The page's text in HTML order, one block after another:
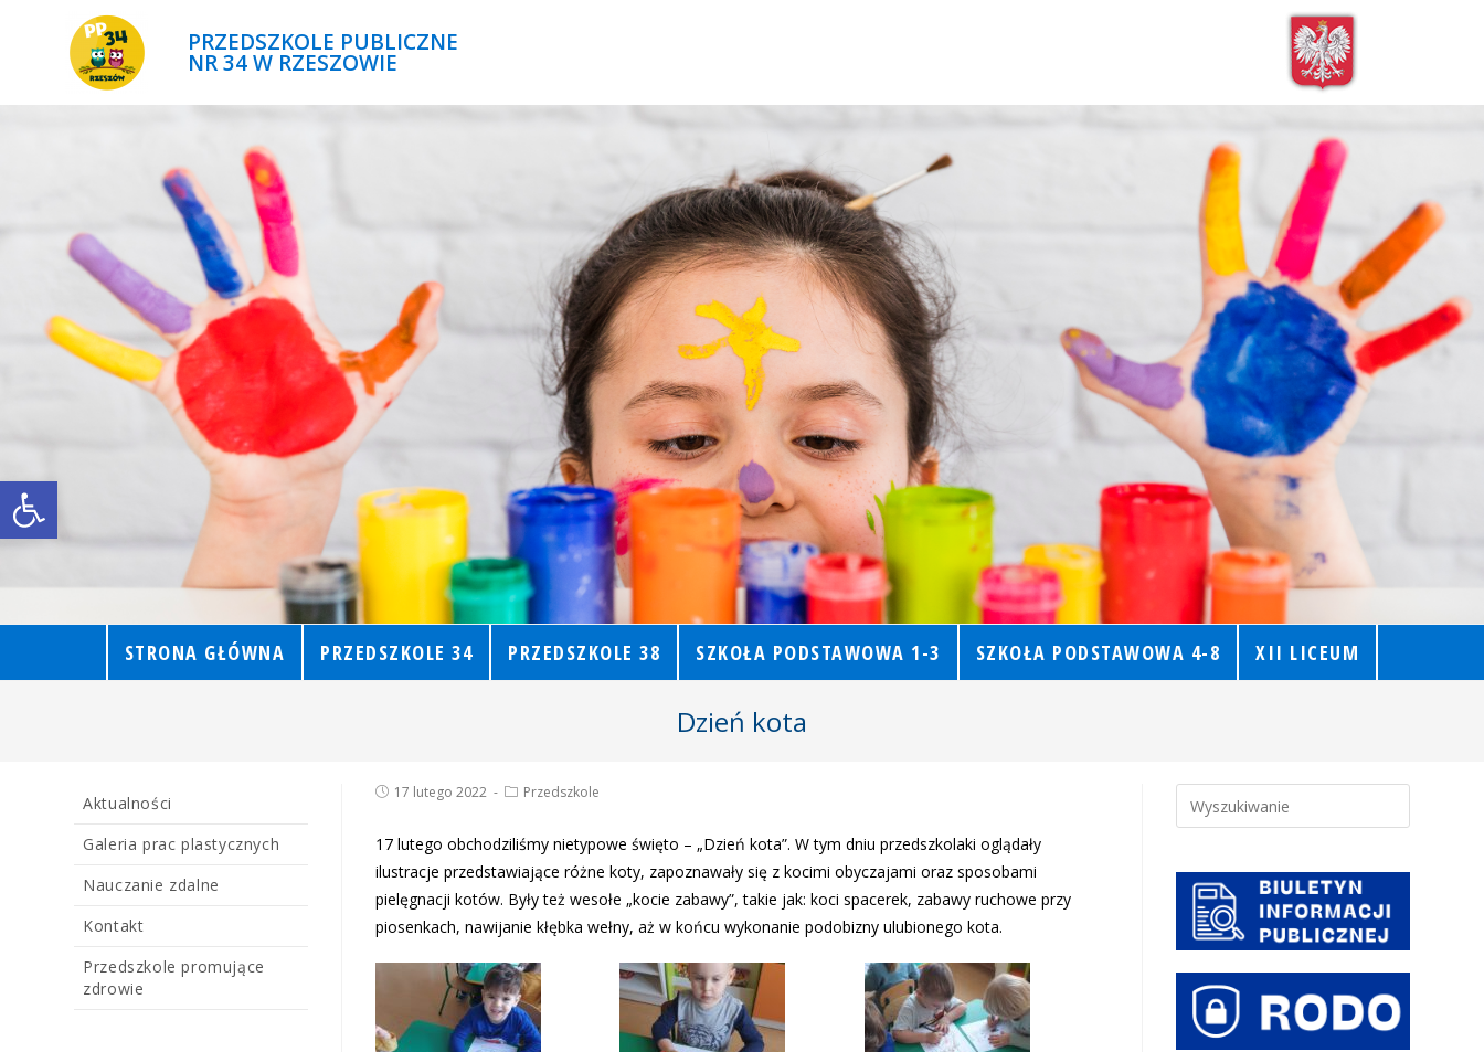
Open toolbar
PRZEDSZKOLE PUBLICZNE
NR 34 W RZESZOWIE
STRONA GŁÓWNA PRZEDSZKOLE 34 PRZEDSZKOLE 38 SZKOŁA PODSTAWOWA 1-3 SZKOŁA PODSTAWOWA 4-8 XII LICEUM
Dzień kota
17 lutego 2022 Przedszkole
17 lutego obchodziliśmy nietypowe święto – „Dzień kota”. W tym dniu przedszkolaki oglądały
ilustracje przedstawiające różne koty, zapoznawały się z kocimi obyczajami oraz sposobami
pielęgnacji kotów. Były też wesołe „kocie zabawy”, takie jak: koci spacerek, zabawy ruchowe przy
piosenkach, nawijanie kłębka wełny, aż w końcu wykonanie podobizny ulubionego kota.
Aktualności
Galeria prac plastycznych
Nauczanie zdalne
Kontakt
Przedszkole promujące
zdrowie